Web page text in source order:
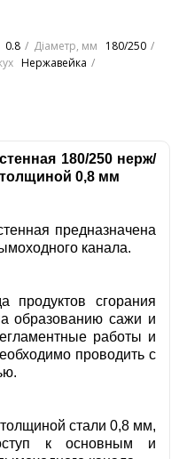
0.8 Діаметр, мм
180/250
Нержавейка
180/250 нерж/
толщиной 0,8 мм
предназначена
канала.
продуктов сгорания
образованию сажи и
работы и
проводить с
стали 0,8 мм,
к основным и